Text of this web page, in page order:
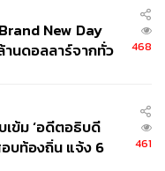
New Day
านดอลลาร์จากทั่ว
468
ข้ม ‘อดีตอธิบดี
บท้องถิ่น แจ้ง 6
461